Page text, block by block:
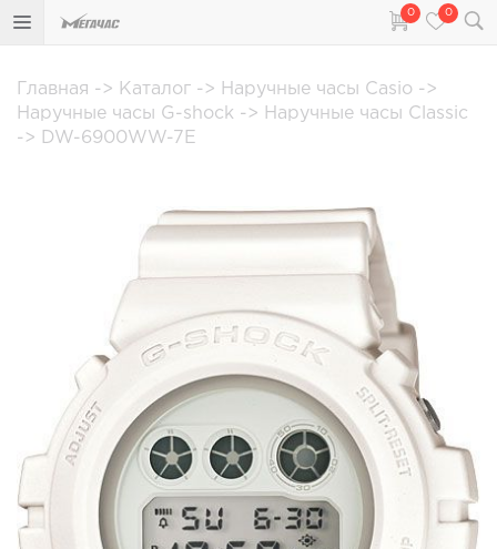
0 0
Главная -> Каталог -> Наручные часы Casio ->
Наручные часы G-shock -> Наручные часы Classic
-> DW-6900WW-7E